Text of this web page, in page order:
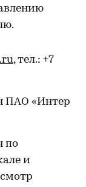
, тел.: +7
ПАО «Интер
по
и